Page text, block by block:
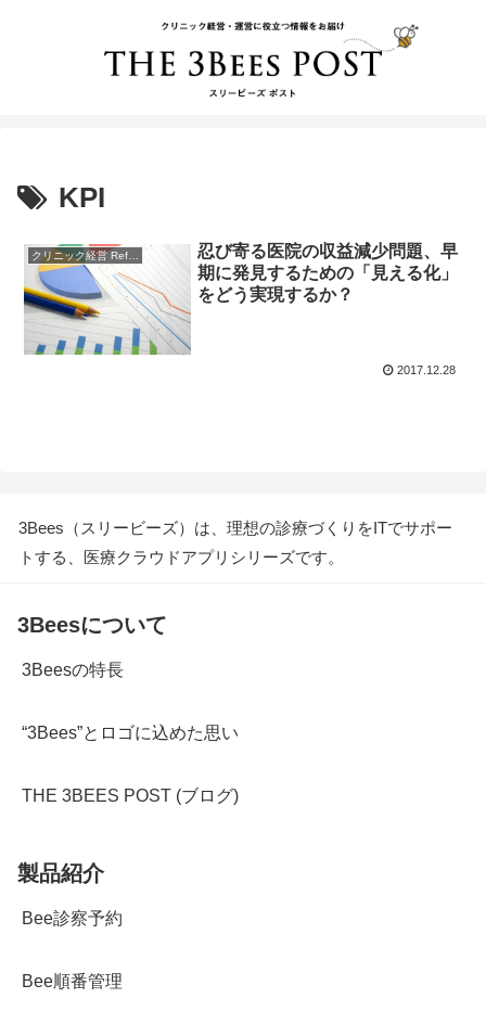
KPI
クリニック経営 References
忍び寄る医院の収益減少問題、早
期に発見するための「見える化」
をどう実現するか？
2017.12.28
3Bees（スリービーズ）は、理想の診療づくりをITでサポー
トする、医療クラウドアプリシリーズです。
3Beesについて
3Beesの特長
“3Bees”とロゴに込めた思い
THE 3BEES POST (ブログ)
製品紹介
Bee診察予約
Bee順番管理